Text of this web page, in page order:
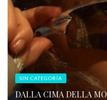
SIN CATEGORÍA
DALLA CIMA DELLA